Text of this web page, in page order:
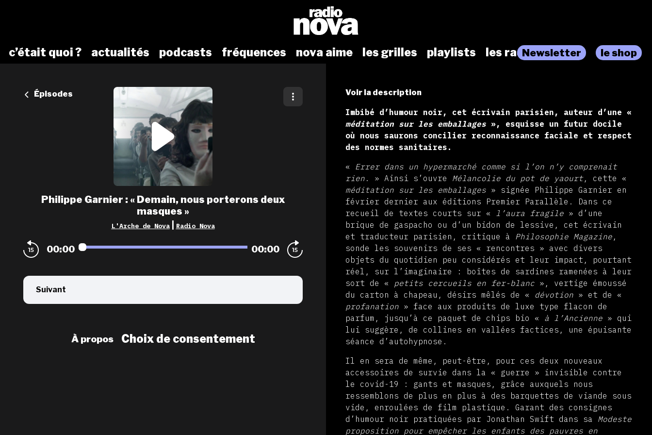
c’était quoi ? actualités podcasts fréquences nova aime les grilles playlists les radiosNewsletter le shop
Épisodes
Philippe Garnier : « Demain, nous porterons deux
masques »
L'Arche de Nova Radio Nova
00:00 00:00
Suivant
À propos Choix de consentement
Voir la description
Imbibé d’humour noir, cet écrivain parisien, auteur d’une «
méditation sur les emballages », esquisse un futur docile
où nous saurons concilier reconnaissance faciale et respect
des normes sanitaires.
« Errer dans un hypermarché comme si l’on n’y comprenait
rien . » Ainsi s’ouvre Mélancolie du pot de yaourt, cette «
méditation sur les emballages » signée Philippe Garnier en
février dernier aux éditions Premier Parallèle. Dans ce
recueil de textes courts sur « l’aura fragile » d’une
brique de gaspacho ou d’un bidon de lessive, cet écrivain
et traducteur parisien, critique à Philosophie Magazine ,
sonde les souvenirs de ses « rencontres » avec divers
objets du quotidien peu considérés et leur impact, pourtant
réel, sur l’imaginaire : boîtes de sardines ramenées à leur
sort de « petits cercueils en fer-blanc », vertige émoussé
du carton à chapeau, désirs mêlés de « dévotion » et de «
profanation » face aux produits de luxe type flacon de
parfum, jusqu’à ce paquet de chips bio « à l’Ancienne » qui
lui suggère, de collines en vallées factices, une épuisante
séance d’autohypnose.
Il en sera de même, peut-être, pour ces deux nouveaux
accessoires de survie dans la « guerre » invisible contre
le covid-19 : gants et masques, grâce auxquels nous
ressemblons de plus en plus à des barquettes de viande sous
vide, enroulées de film plastique. Garant des consignes
d’humour noir pratiquées par Jonathan Swift dans sa Modeste
proposition pour empêcher les enfants des pauvres en